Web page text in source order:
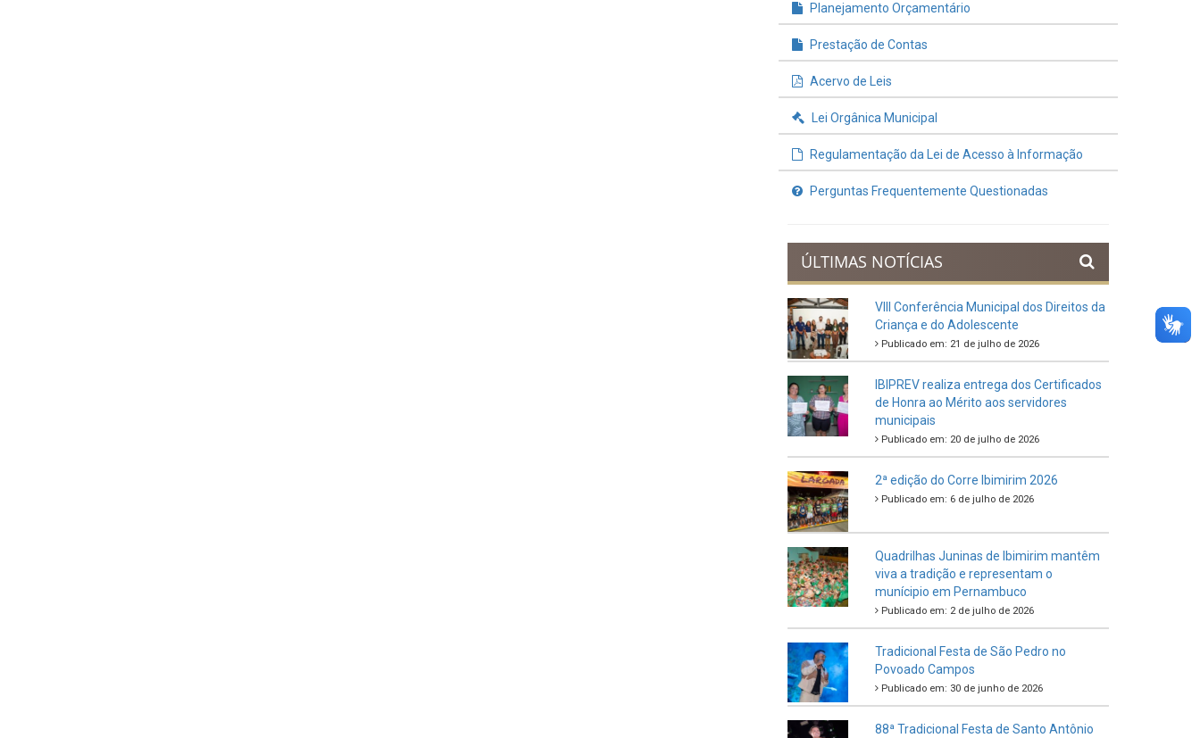
Planejamento Orçamentário
Prestação de Contas
Acervo de Leis
Lei Orgânica Municipal
Regulamentação da Lei de Acesso à Informação
Perguntas Frequentemente Questionadas
ÚLTIMAS NOTÍCIAS
VIII Conferência Municipal dos Direitos da
Criança e do Adolescente
Publicado em: 21 de julho de 2026
IBIPREV realiza entrega dos Certificados
de Honra ao Mérito aos servidores
municipais
Publicado em: 20 de julho de 2026
2ª edição do Corre Ibimirim 2026
Publicado em: 6 de julho de 2026
Quadrilhas Juninas de Ibimirim mantêm
viva a tradição e representam o
munícipio em Pernambuco
Publicado em: 2 de julho de 2026
Tradicional Festa de São Pedro no
Povoado Campos
Publicado em: 30 de junho de 2026
88ª Tradicional Festa de Santo Antônio